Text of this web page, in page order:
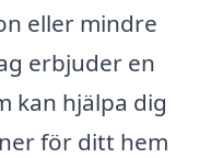
eller mindre
erbjuder en
kan hjälpa dig
för ditt hem